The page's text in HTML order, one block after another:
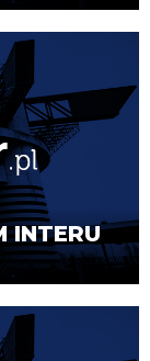
INTERU